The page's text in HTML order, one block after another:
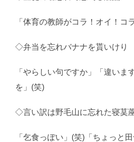
「体育の教師がコラ！オイ！コ
◇弁当を忘れバナナを貰いけ
「やらしい句ですか」「違いま
を」(笑)
◇言い訳は野毛山に忘れた寝
「乞食っぽい」(笑)「ちょっと